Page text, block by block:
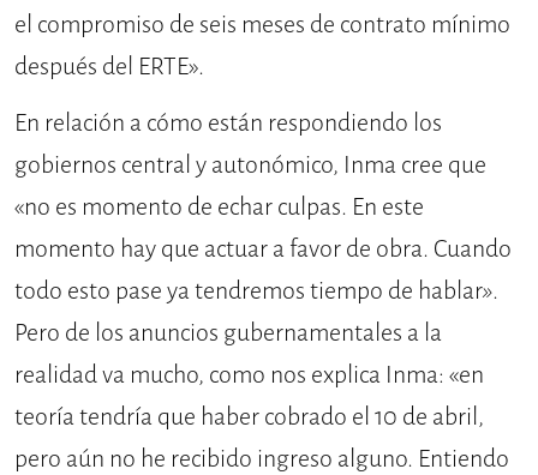
el compromiso de seis meses de contrato mínimo
después del ERTE».
En relación a cómo están respondiendo los
gobiernos central y autonómico, Inma cree que
«no es momento de echar culpas. En este
momento hay que actuar a favor de obra. Cuando
todo esto pase ya tendremos tiempo de hablar».
Pero de los anuncios gubernamentales a la
realidad va mucho, como nos explica Inma: «en
teoría tendría que haber cobrado el 10 de abril,
pero aún no he recibido ingreso alguno. Entiendo